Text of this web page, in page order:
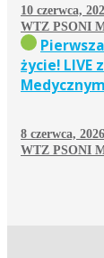
10 czerwca,
WTZ PSONI
życie! LIVE
Medycznym
8 czerwca, 2026
WTZ PSONI